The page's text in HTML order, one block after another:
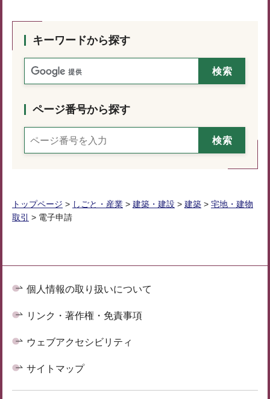
キーワードから探す
ページ番号から探す
トップページ > しごと・産業 > 建築・建設 > 建築 > 宅地・建物
取引
> 電子申請
個人情報の取り扱いについて
リンク・著作権・免責事項
ウェブアクセシビリティ
サイトマップ